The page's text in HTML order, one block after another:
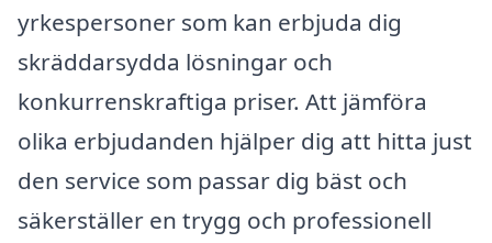
yrkespersoner som kan erbjuda dig
skräddarsydda lösningar och
konkurrenskraftiga priser. Att jämföra
olika erbjudanden hjälper dig att hitta just
den service som passar dig bäst och
säkerställer en trygg och professionell